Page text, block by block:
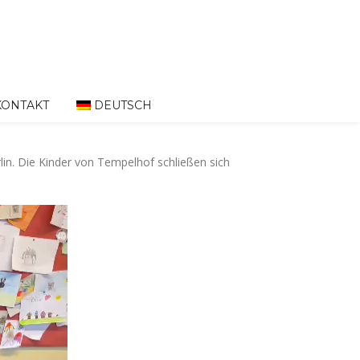
DEUTSCH
Die Kinder von Tempelhof schließen sich